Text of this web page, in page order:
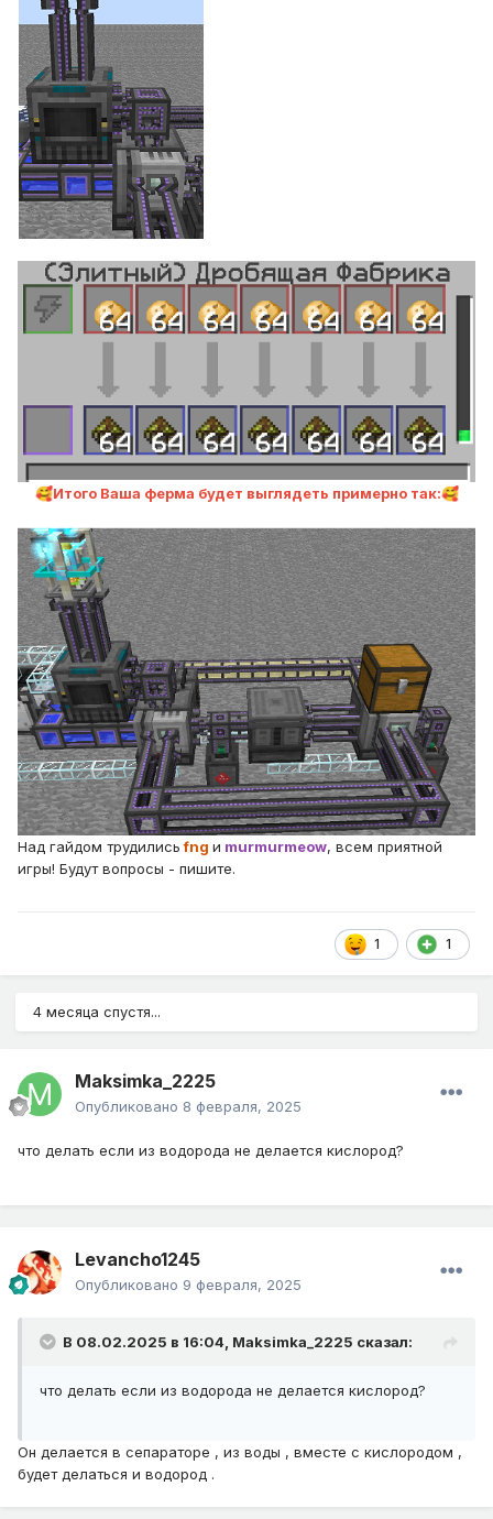
🥰Итого Ваша ферма будет выглядеть примерно так:🥰
Над гайдом трудилисьfng и murmurmeow, всем приятной
игры! Будут вопросы - пишите.
1 1
4 месяца спустя...
Maksimka_2225
Опубликовано 8 февраля, 2025
что делать если из водорода не делается кислород?
Levancho1245
Опубликовано 9 февраля, 2025
В 08.02.2025 в 16:04, Maksimka_2225 сказал:
что делать если из водорода не делается кислород?
Он делается в сепараторе , из воды , вместе с кислородом ,
будет делаться и водород .